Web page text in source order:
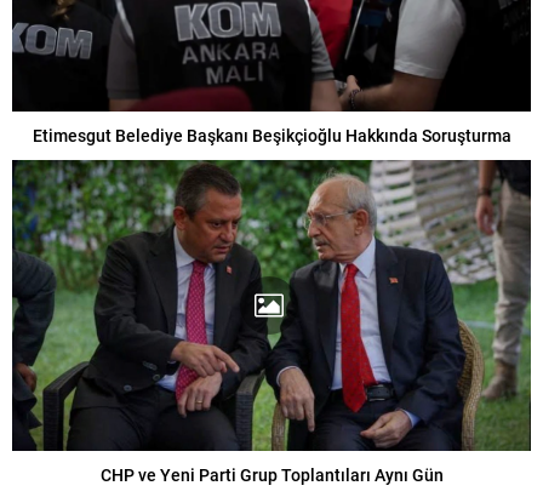
Etimesgut Belediye Başkanı Beşikçioğlu Hakkında Soruşturma
CHP ve Yeni Parti Grup Toplantıları Aynı Gün